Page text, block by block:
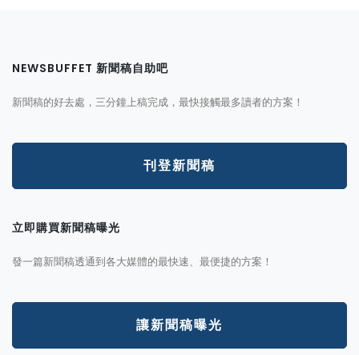
NEWSBUFFET 新聞稿自助吧
新聞稿的好去處，三分鐘上稿完成，最快接觸最多讀者的方案！
刊登新聞稿
立即購買新聞稿曝光
發一篇新聞稿透通到各大媒體的最快速、最便捷的方案！
讓新聞稿曝光